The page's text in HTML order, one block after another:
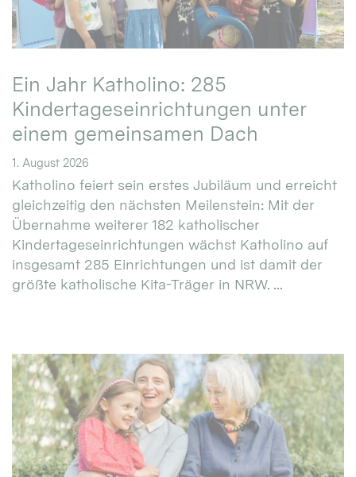
Ein Jahr Katholino: 285
Kindertageseinrichtungen unter
einem gemeinsamen Dach
1. August 2026
Katholino feiert sein erstes Jubiläum und erreicht
gleichzeitig den nächsten Meilenstein: Mit der
Übernahme weiterer 182 katholischer
Kindertageseinrichtungen wächst Katholino auf
insgesamt 285 Einrichtungen und ist damit der
größte katholische Kita-Träger in NRW. ...